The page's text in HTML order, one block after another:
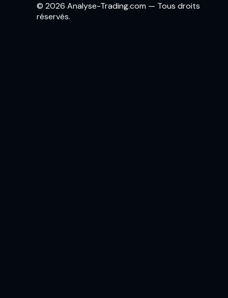
© 2026 Analyse-Trading.com — Tous droits
réservés.